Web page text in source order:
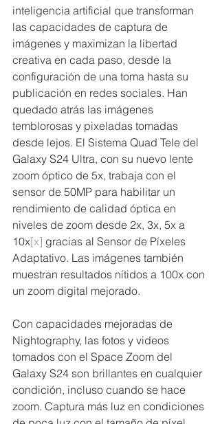
inteligencia artificial que transforman
las capacidades de captura de
imágenes y maximizan la libertad
creativa en cada paso, desde la
configuración de una toma hasta su
publicación en redes sociales. Han
quedado atrás las imágenes
temblorosas y pixeladas tomadas
desde lejos. El Sistema Quad Tele del
Galaxy S24 Ultra, con su nuevo lente
zoom óptico de 5x, trabaja con el
sensor de 50MP para habilitar un
rendimiento de calidad óptica en
niveles de zoom desde 2x, 3x, 5x a
10x[x] gracias al Sensor de Píxeles
Adaptativo. Las imágenes también
muestran resultados nítidos a 100x con
un zoom digital mejorado.
Con capacidades mejoradas de
Nightography, las fotos y videos
tomados con el Space Zoom del
Galaxy S24 son brillantes en cualquier
condición, incluso cuando se hace
zoom. Captura más luz en condiciones